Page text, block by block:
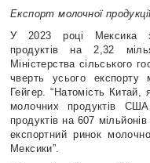
Експорт молочної
У 2023 році Мексика
продуктів на 2,32
Міністерства
чверть усього
Гейгер. “Натомість Китай,
молочних продуктів
продуктів на 607
експортний ринок
Мексики”.